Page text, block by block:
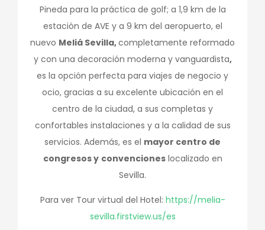
Pineda para la práctica de golf; a 1,9 km de la
estación de AVE y a 9 km del aeropuerto, el
nuevo Meliá Sevilla,completamente reformado
y con una decoración moderna y vanguardista,
es la opción perfecta para viajes de negocio y
ocio, gracias a su excelente ubicación en el
centro de la ciudad, a sus completas y
confortables instalaciones y a la calidad de sus
servicios. Además, es el mayor centro de
congresos y convencioneslocalizado en
Sevilla.
Para ver Tour virtual del Hotel: https://melia-
sevilla.firstview.us/es